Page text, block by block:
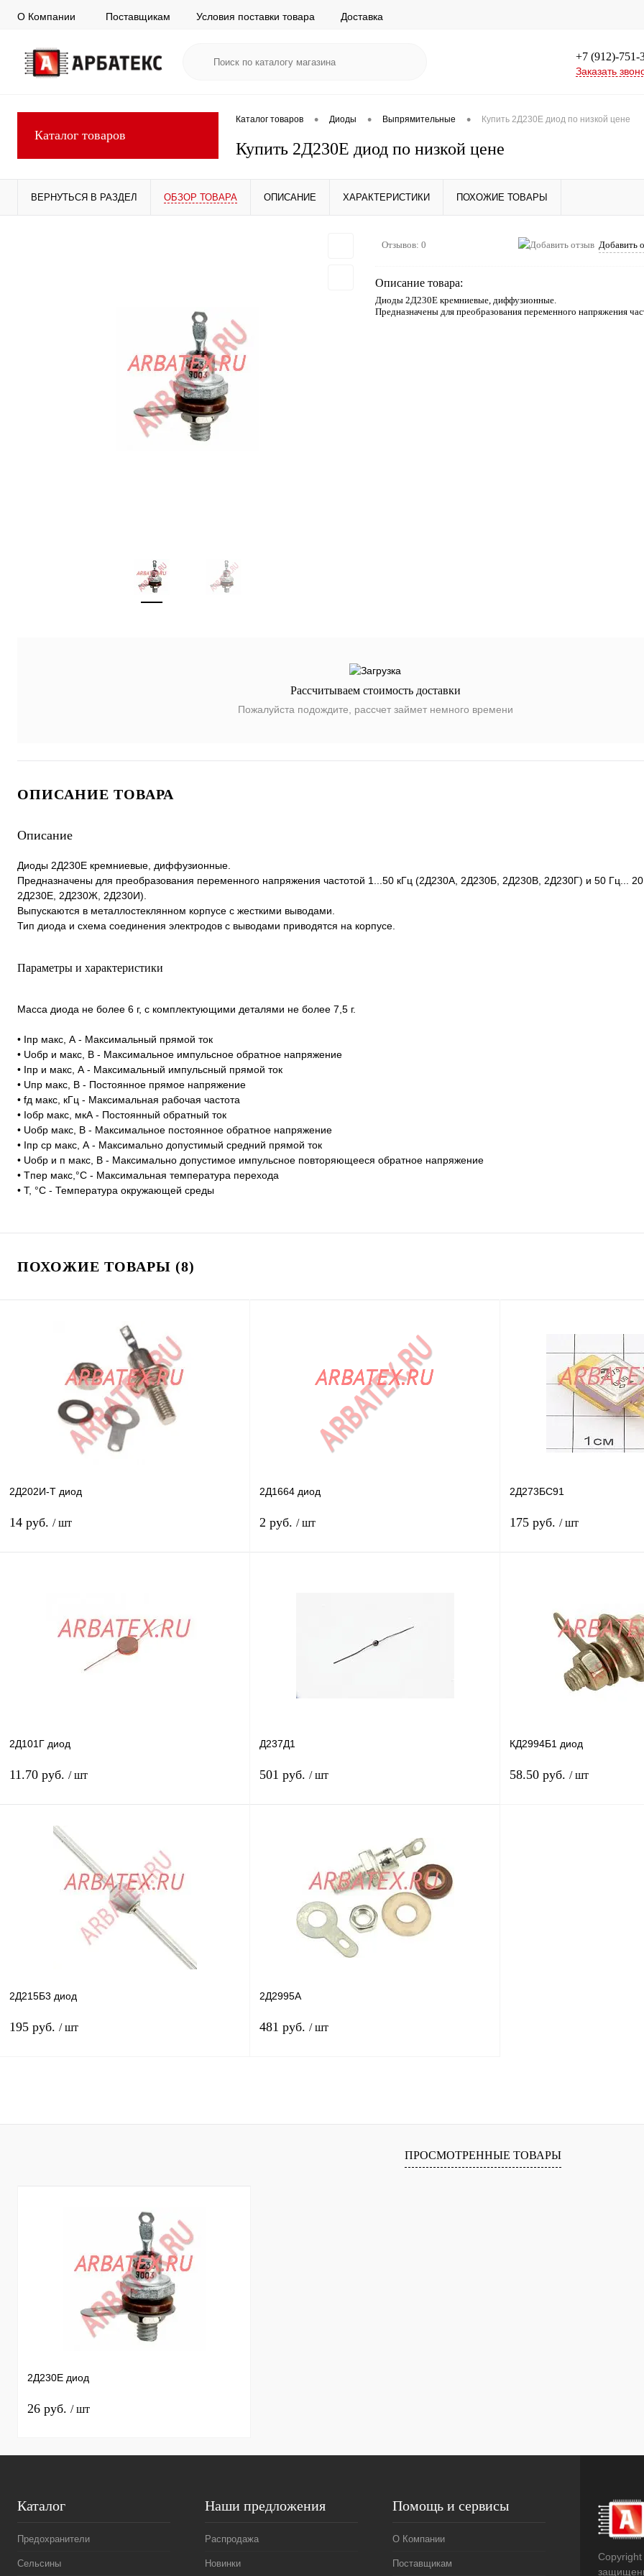
О Компании Поставщикам Условия поставки товара Доставка
+7 (912)-751-
Заказать
Каталог товаров
Каталог товаров • Диоды • Выпрямительные • Купить 2Д230Е диод по низкой цене
Купить 2Д230Е диод по низкой цене
ВЕРНУТЬСЯ В РАЗДЕЛ ОБЗОР ТОВАРА ОПИСАНИЕ ХАРАКТЕРИСТИКИ ПОХОЖИЕ ТОВАРЫ
Отзывов: 0 Добавить
Описание товара:
Диоды 2Д230Е кремниевые, диффузионные.
Предназначены для преобразования переменного напряжения
Рассчитываем стоимость доставки
Пожалуйста подождите, рассчет займет немного времени
ОПИСАНИЕ ТОВАРА
Описание
Диоды 2Д230Е кремниевые, диффузионные.
Предназначены для преобразования переменного напряжения частотой 1...50 кГц (2Д230А, 2Д230Б, 2Д230В, 2Д230Г) и 50 Гц...
2Д230Е, 2Д230Ж, 2Д230И).
Выпускаются в металлостеклянном корпусе с жесткими выводами.
Тип диода и схема соединения электродов с выводами приводятся на корпусе.
Параметры и характеристики
Масса диода не более 6 г, с комплектующими деталями не более 7,5 г.
• Iпр макс, А - Максимальный прямой ток
• Uобр и макс, В - Максимальное импульсное обратное напряжение
• Iпр и макс, А - Максимальный импульсный прямой ток
• Uпр макс, В - Постоянное прямое напряжение
• fд макс, кГц - Максимальная рабочая частота
• Ioбp макс, мкА - Постоянный обратный ток
• Uoбp макс, В - Максимальное постоянное обратное напряжение
• Iпр ср макс, А - Максимально допустимый средний прямой ток
• Uобр и п макс, В - Максимально допустимое импульсное повторяющееся обратное напряжение
• Tпер макс,°C - Максимальная температура перехода
• T, °C - Температура окружающей среды
ПОХОЖИЕ ТОВАРЫ (8)
2Д202И-Т диод
14 руб. / шт
Купить в 1 клик Сравнение
2Д1664 диод
2 руб. / шт
2Д273БС91
175 руб. / шт
Купить в 1 клик
2Д101Г диод
11.70 руб. / шт
Купить в 1 клик Сравнение
наличии
Д237Д1
501 руб. / шт
Купить в 1 клик Сравнение
В
наличии
КД2994Б1 диод
58.50 руб. / шт
2Д215Б3 диод
195 руб. / шт
Купить в 1 клик Сравнение
2Д2995А
481 руб. / шт
Купить в 1 клик Сравнение
ПРОСМОТРЕННЫЕ ТОВАРЫ
2Д230Е диод
26 руб. / шт
Каталог
Предохранители
Сельсины
Наши предложения
Распродажа
Новинки
Помощь и сервисы
О Компании
Поставщикам